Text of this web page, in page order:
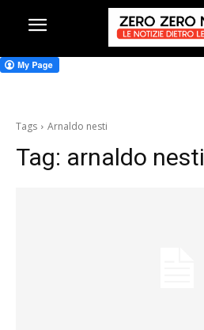
Tags Arnaldo nesti
Tag: arnaldo nesti